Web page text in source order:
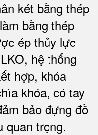
két bằng thép
bằng thép
ép thủy lực
, hệ thống
hợp, khóa
khóa, có tay
bảo đựng đồ
quan trọng.